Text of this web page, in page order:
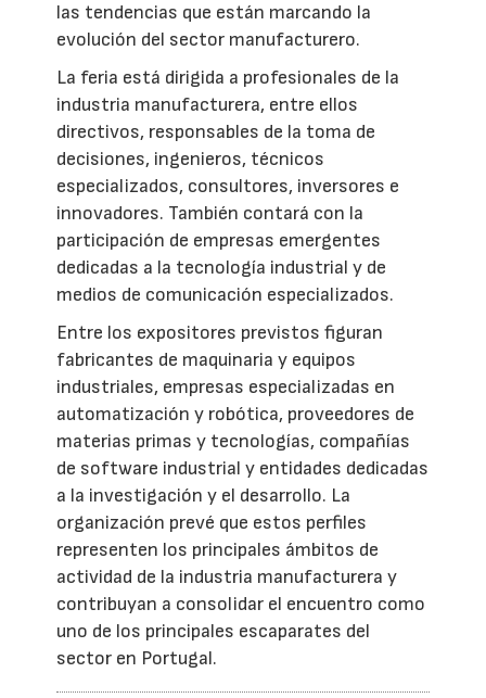
las tendencias que están marcando la
evolución del sector manufacturero.
La feria está dirigida a profesionales de la
industria manufacturera, entre ellos
directivos, responsables de la toma de
decisiones, ingenieros, técnicos
especializados, consultores, inversores e
innovadores. También contará con la
participación de empresas emergentes
dedicadas a la tecnología industrial y de
medios de comunicación especializados.
Entre los expositores previstos figuran
fabricantes de maquinaria y equipos
industriales, empresas especializadas en
automatización y robótica, proveedores de
materias primas y tecnologías, compañías
de software industrial y entidades dedicadas
a la investigación y el desarrollo. La
organización prevé que estos perfiles
representen los principales ámbitos de
actividad de la industria manufacturera y
contribuyan a consolidar el encuentro como
uno de los principales escaparates del
sector en Portugal.